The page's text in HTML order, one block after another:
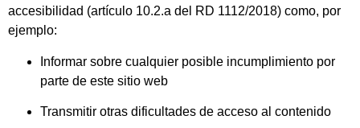
accesibilidad (artículo 10.2.a del RD 1112/2018) como, por
ejemplo:
Informar sobre cualquier posible incumplimiento por
parte de este sitio web
Transmitir otras dificultades de acceso al contenido